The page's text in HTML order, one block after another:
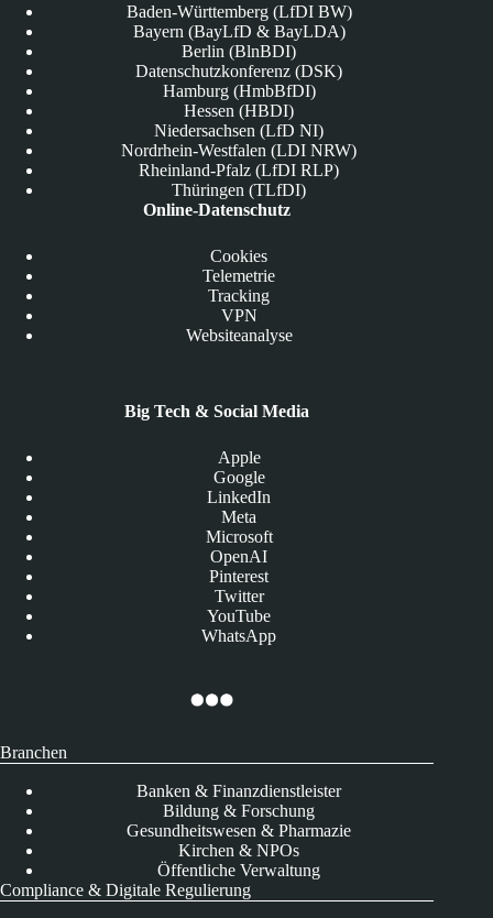
Baden-Württemberg (LfDI BW)
Bayern (BayLfD & BayLDA)
Berlin (BlnBDI)
Datenschutzkonferenz (DSK)
Hamburg (HmbBfDI)
Hessen (HBDI)
Niedersachsen (LfD NI)
Nordrhein-Westfalen (LDI NRW)
Rheinland-Pfalz (LfDI RLP)
Thüringen (TLfDI)
Online-Datenschutz
Cookies
Telemetrie
Tracking
VPN
Websiteanalyse
Big Tech & Social Media
Apple
Google
LinkedIn
Meta
Microsoft
OpenAI
Pinterest
Twitter
YouTube
WhatsApp
Branchen
Banken & Finanzdienstleister
Bildung & Forschung
Gesundheitswesen & Pharmazie
Kirchen & NPOs
Öffentliche Verwaltung
Compliance & Digitale Regulierung